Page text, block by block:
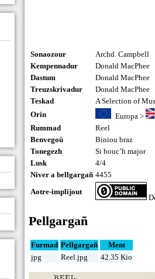
Sonaozour
Archd. Campbell
Kempennadur
Donald MacPhee
Dastum
Donald MacPhee
Treuzskrivadur
Donald MacPhee
Teskad
A Selection of
Orin
Europa>
Rummad
Reel
Benvegoù
Biniou braz
Tonegezh
Si bouc’h major
Lusk
4/4
Niver a bellgargañ 4455
Aotre-implijout
Pellgargañ
Furmad Pellgargañ
Ment
jpg
Reel.jpg 42.35 Kio